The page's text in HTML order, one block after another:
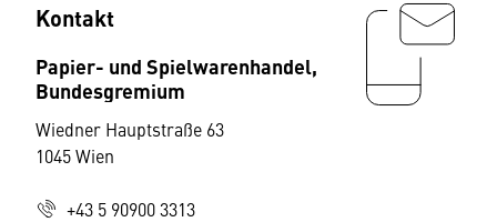
Kontakt
Papier- und Spielwarenhandel,
Bundesgremium
Wiedner Hauptstraße 63
1045 Wien
+43 5 90900 3313